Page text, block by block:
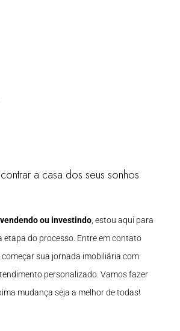
a casa dos seus sonhos
ou investindo , estou aqui para
etapa do processo. Entre em contato
começar sua jornada imobiliária com
personalizado. Vamos fazer
mudança seja a melhor de todas!